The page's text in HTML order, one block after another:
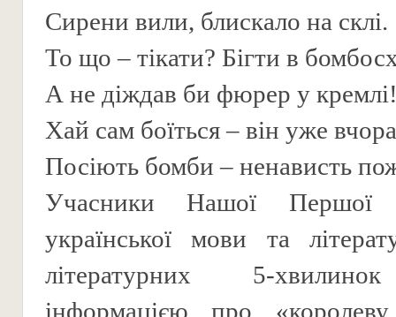
Сирени вили, блискало на склі.
То що – тікати? Бігти в
А не діждав би фюрер у
Хай сам боїться – він уже
Посіють бомби – ненависть
Учасники Нашої Першої
української мови та
літературних 5-
інформацією про «королеву